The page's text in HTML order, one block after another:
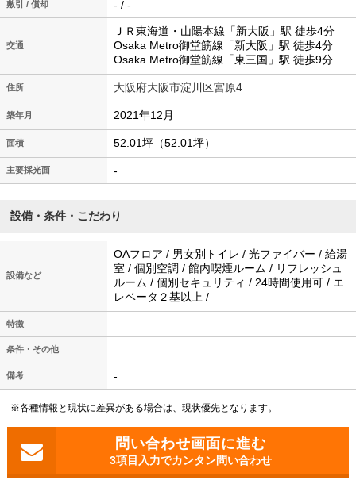
敷引 / 償却 - / -
交通
ＪＲ東海道・山陽本線「新大阪」駅 徒歩4分
Osaka Metro御堂筋線「新大阪」駅 徒歩4分
Osaka Metro御堂筋線「東三国」駅 徒歩9分
住所 大阪府大阪市淀川区宮原4
築年月 2021年12月
面積 52.01坪（52.01坪）
主要採光面 -
設備・条件・こだわり
設備など
OAフロア / 男女別トイレ / 光ファイバー / 給湯
室 / 個別空調 / 館内喫煙ルーム / リフレッシュ
ルーム / 個別セキュリティ / 24時間使用可 / エ
レベータ２基以上 /
特徴
条件・その他
備考 -
※各種情報と現状に差異がある場合は、現状優先となります。
3項目入力でカンタン問い合わせ